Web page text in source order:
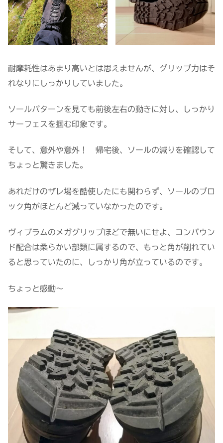
耐摩耗性はあまり高いとは思えませんが、グリップ力はそ
れなりにしっかりしていました。
ソールパターンを見ても前後左右の動きに対し、しっかり
サーフェスを掴む印象です。
そして、意外や意外！ 帰宅後、ソールの減りを確認して
ちょっと驚きました。
あれだけのザレ場を酷使したにも関わらず、ソールのブロ
ック角がほとんど減っていなかったのです。
ヴィブラムのメガグリップほどで無いにせよ、コンパウン
ド配合は柔らかい部類に属するので、もっと角が削れてい
ると思っていたのに、しっかり角が立っているのです。
ちょっと感動〜